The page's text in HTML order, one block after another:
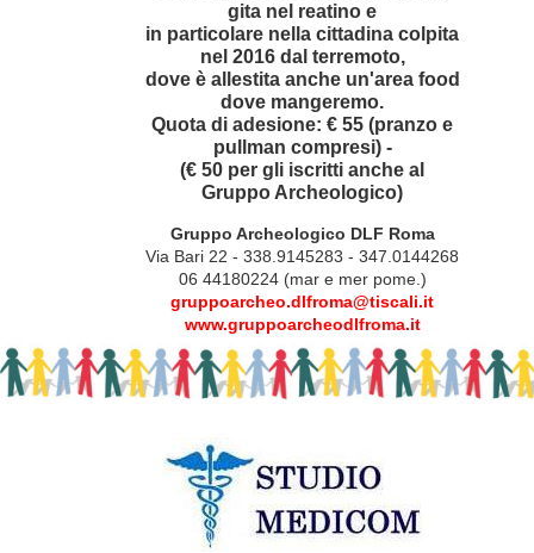
gita nel reatino e
in particolare nella cittadina colpita
nel 2016 dal terremoto,
dove è allestita anche un'area food
dove mangeremo.
Quota di adesione: € 55 (pranzo e
pullman compresi) -
(€ 50 per gli iscritti anche al
Gruppo Archeologico)
Gruppo Archeologico DLF Roma
Via Bari 22 - 338.9145283 - 347.0144268
06 44180224 (mar e mer pome.)
gruppoarcheo.dlfroma@tiscali.it
www.gruppoarcheodlfroma.it